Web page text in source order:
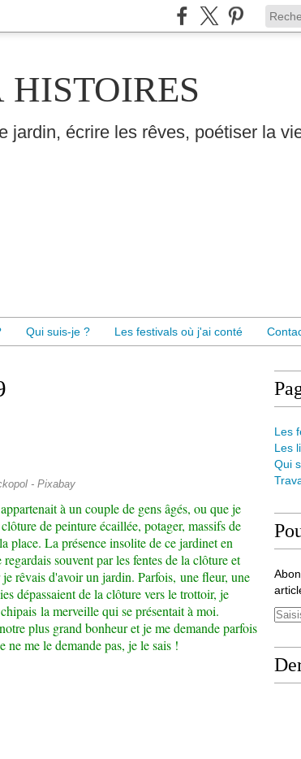
HISTOIRES
jardin, écrire les rêves, poétiser la
Qui suis-je ? Les festivals où j'ai conté
- Pixabay
à un couple de gens âgés, ou que je
de peinture écaillée, potager, massifs de
place. La présence insolite de ce jardinet en
souvent par les fentes de la clôture et
rêvais d'avoir un jardin. Parfois, une fleur, une
dépassaient de la clôture vers le trottoir, je
la merveille qui se présentait à moi.
plus grand bonheur et je me demande parfois
ne me le demande pas, je le sais !
Les
Les
Qui